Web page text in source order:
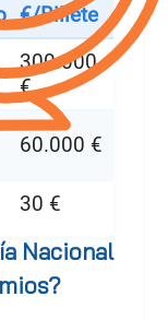
€/Billete
300.000
€
60.000 €
30 €
Nacional